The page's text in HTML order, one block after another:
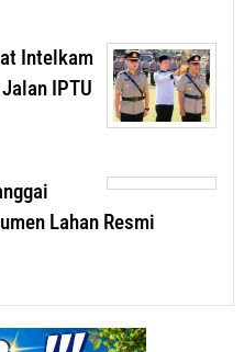
Intelkam
IPTU
Lahan Resmi